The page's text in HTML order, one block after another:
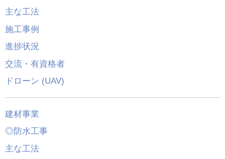
主な工法
施工事例
進捗状況
交流・有資格者
ドローン (UAV)
建材事業
◎防水工事
主な工法